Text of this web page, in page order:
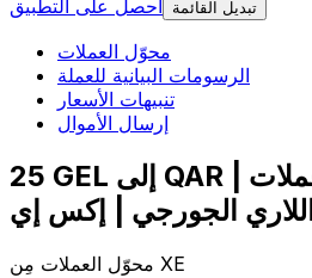
احصل على التطبيق
تبديل القائمة
محوّل العملات
الرسومات البيانية للعملة
تنبيهات الأسعار
إرسال الأموال
25 GEL إلى QAR | حوِّل - إلى عملات
محوّل العملات مِن XE